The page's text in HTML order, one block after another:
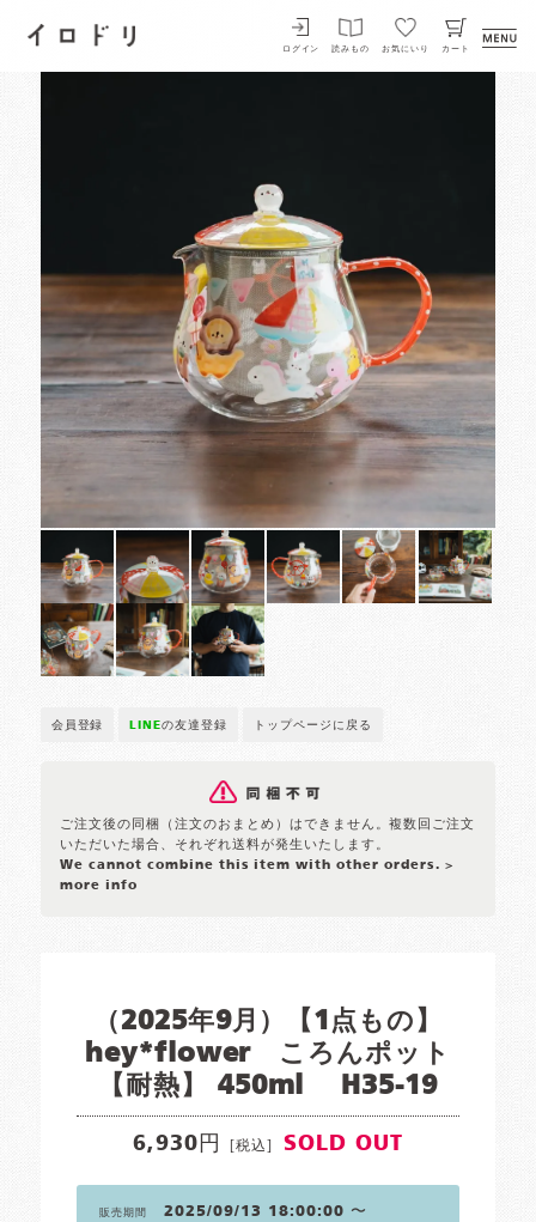
イロドリ
ログイン 読みもの お気にいり カート
会員登録 LINEの友達登録 トップページに戻る
ご注文後の同梱（注文のおまとめ）はできません。複数回ご注文
いただいた場合、それぞれ送料が発生いたします。
We cannot combine this item with other orders. >
more info
（2025年9月）【1点もの】
hey*flower ころんポット
【耐熱】 450ml H35-19
6,930円 [税込] SOLD OUT
販売期間 2025/09/13 18:00:00 〜